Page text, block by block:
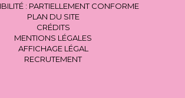
: PARTIELLEMENT CONFORME
PLAN DU SITE
CRÉDITS
MENTIONS LÉGALES
AFFICHAGE LÉGAL
RECRUTEMENT